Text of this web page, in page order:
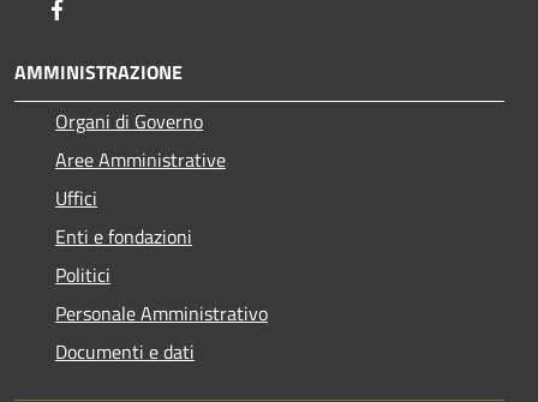
AMMINISTRAZIONE
Organi di Governo
Aree Amministrative
Uffici
Enti e fondazioni
Politici
Personale Amministrativo
Documenti e dati